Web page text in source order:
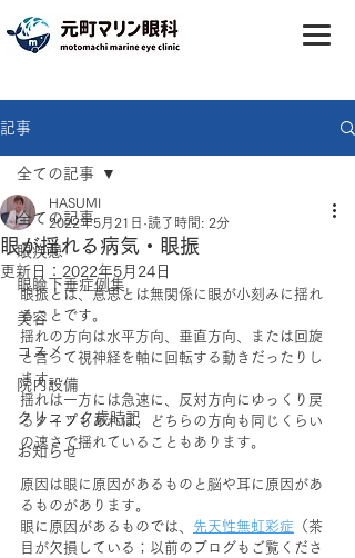
記事
全ての記事
眼疾患
眼瞼下垂症例集
美容
コスメ
院内設備
クリニック歳時記
お知らせ
全ての記事
眼が揺れる病気・眼振
HASUMI
2022年5月21日 読了時間: 2分
更新日： 2022年5月24日
眼振とは、意思とは無関係に眼が小刻みに揺れ
ることです。
揺れの方向は水平方向、垂直方向、または回旋
と言って視神経を軸に回転する動きだったりし
ます。
揺れは一方には急速に、反対方向にゆっくり戻
るタイプもあれば、どちらの方向も同じくらい
の速さで揺れていることもあります。
原因は眼に原因があるものと脳や耳に原因があ
るものがあります。
眼に原因があるものでは、 先天性無虹彩症 （茶
目が欠損している；以前のブログもご覧くださ